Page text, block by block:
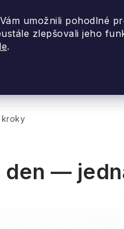
umožnili pohodlné
zlepšovali jeho
.
kroky
den —